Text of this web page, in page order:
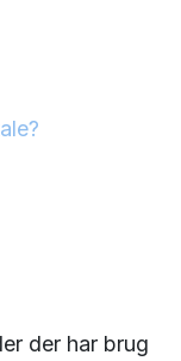
der har brug